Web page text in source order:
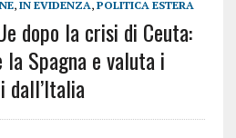
, IN EVIDENZA, POLITICA ESTERA
dopo la crisi di Ceuta:
Spagna e valuta i